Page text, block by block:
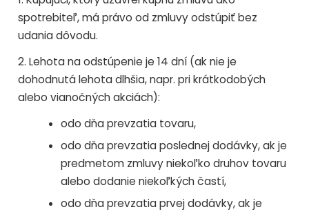
spotrebiteľ, má právo od zmluvy odstúpiť bez
udania dôvodu.
2. Lehota na odstúpenie je 14 dní (ak nie je
dohodnutá lehota dlhšia, napr. pri krátkodobých
alebo vianočných akciách):
odo dňa prevzatia tovaru,
odo dňa prevzatia poslednej dodávky, ak je
predmetom zmluvy niekoľko druhov tovaru
alebo dodanie niekoľkých častí,
odo dňa prevzatia prvej dodávky, ak je